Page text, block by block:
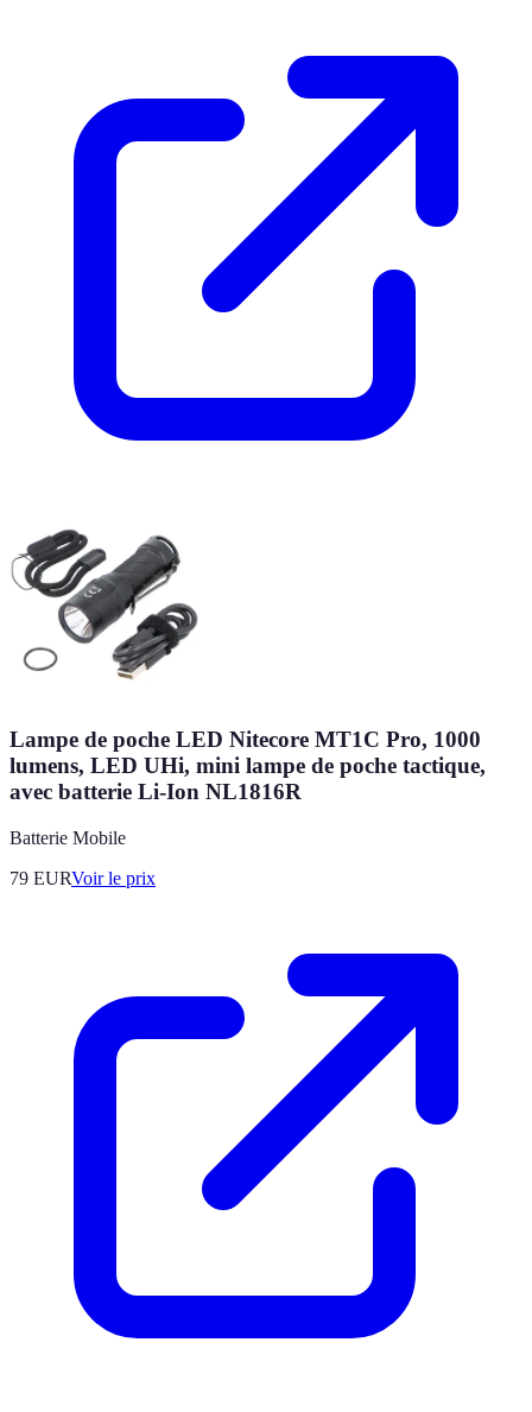
Lampe de poche LED Nitecore MT1C Pro, 1000
lumens, LED UHi, mini lampe de poche tactique,
avec batterie Li-Ion NL1816R
Batterie Mobile
79 EURVoir le prix